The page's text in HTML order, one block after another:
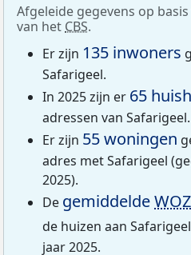
Afgeleide gegevens op
van het CBS.
Er zijn 135 inwoners
Safarigeel.
In 2025 zijn er 65
adressen van Safarigeel.
Er zijn 55 woningen
adres met Safarigeel
2025).
De gemiddeldeWOZ
de huizen aan
jaar 2025.